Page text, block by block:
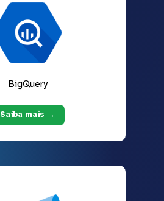
BigQuery
Saiba mais →